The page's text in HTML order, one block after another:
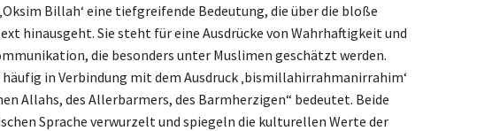
Billah‘ eine tiefgreifende Bedeutung, die über die bloße
hinausgeht. Sie steht für eine Ausdrücke von Wahrhaftigkeit und
die besonders unter Muslimen geschätzt werden.
in Verbindung mit dem Ausdruck ‚bismillahirrahmanirrahim‘
Allahs, des Allerbarmers, des Barmherzigen“ bedeutet. Beide
Sprache verwurzelt und spiegeln die kulturellen Werte der